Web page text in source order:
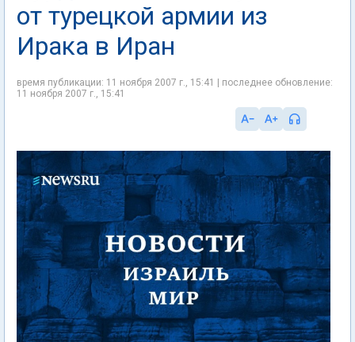
от турецкой армии из
Ирака в Иран
время публикации: 11 ноября 2007 г., 15:41 | последнее обновление:
11 ноября 2007 г., 15:41